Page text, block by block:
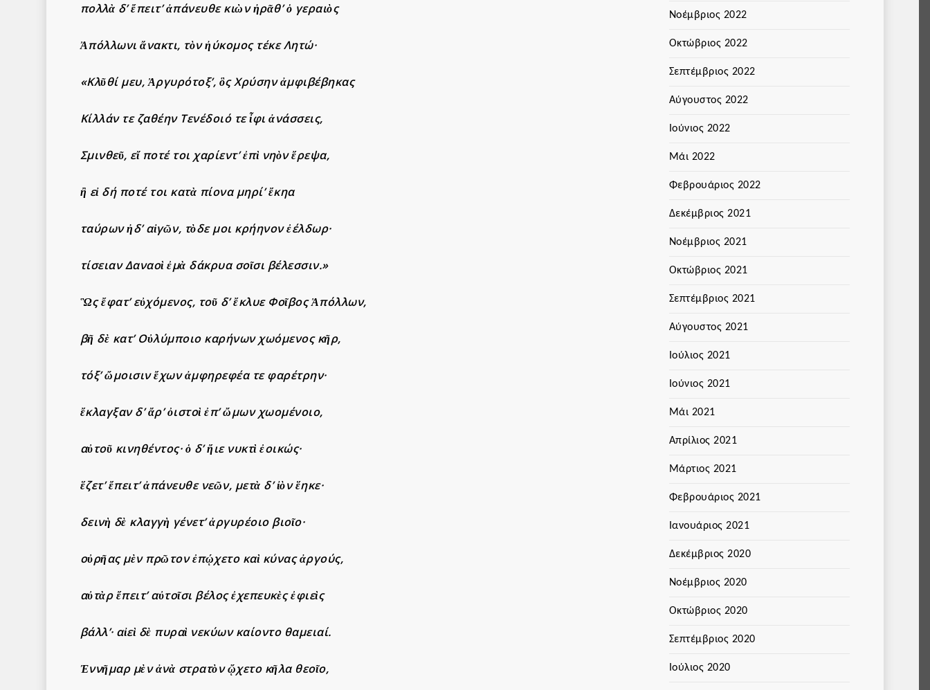
πολλὰ δ’ ἔπειτ’ ἀπάνευθε κιὼν ἠρᾶθ’ ὁ γεραιὸς
Ἀπόλλωνι ἄνακτι, τὸν ἠύκομος τέκε Λητώ·
«Κλῦθί μευ, Ἀργυρότοξ’, ὃς Χρύσην ἀμφιβέβηκας
Κίλλάν τε ζαθέην Τενέδοιό τε ἶφι ἀνάσσεις,
Σμινθεῦ, εἴ ποτέ τοι χαρίεντ’ ἐπὶ νηὸν ἔρεψα,
ἢ εἰ δή ποτέ τοι κατὰ πίονα μηρί’ ἔκηα
ταύρων ἠδ’ αἰγῶν, τὸδε μοι κρήηνον ἐέλδωρ·
τίσειαν Δαναοὶ ἐμὰ δάκρυα σοῖσι βέλεσσιν.»
Ὣς ἔφατ’ εὐχόμενος, τοῦ δ’ ἔκλυε Φοῖβος Ἀπόλλων,
βῆ δὲ κατ’ Οὐλύμποιο καρήνων χωόμενος κῆρ,
τόξ’ ὤμοισιν ἔχων ἀμφηρεφέα τε φαρέτρην·
ἔκλαγξαν δ’ ἄρ’ ὀιστοὶ ἐπ’ ὤμων χωομένοιο,
αὐτοῦ κινηθέντος· ὁ δ’ ἤιε νυκτὶ ἐοικώς·
ἕζετ’ ἔπειτ’ ἀπάνευθε νεῶν, μετὰ δ’ ἰὸν ἕηκε·
δεινὴ δὲ κλαγγὴ γένετ’ ἀργυρέοιο βιοῖο·
οὐρῆας μὲν πρῶτον ἐπῴχετο καὶ κύνας ἀργούς,
αὐτὰρ ἔπειτ’ αὐτοῖσι βέλος ἐχεπευκὲς ἐφιεὶς
βάλλ’· αἰεὶ δὲ πυραὶ νεκύων καίοντο θαμειαί.
Ἐννῆμαρ μὲν ἀνὰ στρατὸν ᾤχετο κῆλα θεοῖο,
Νοέμβριος 2022
Οκτώβριος 2022
Σεπτέμβριος 2022
Αύγουστος 2022
Ιούνιος 2022
Μάι 2022
Φεβρουάριος 2022
Δεκέμβριος 2021
Νοέμβριος 2021
Οκτώβριος 2021
Σεπτέμβριος 2021
Αύγουστος 2021
Ιούλιος 2021
Ιούνιος 2021
Μάι 2021
Απρίλιος 2021
Μάρτιος 2021
Φεβρουάριος 2021
Ιανουάριος 2021
Δεκέμβριος 2020
Νοέμβριος 2020
Οκτώβριος 2020
Σεπτέμβριος 2020
Ιούλιος 2020